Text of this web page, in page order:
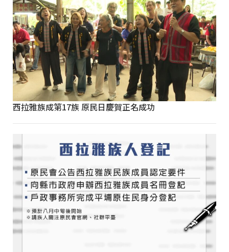
西拉雅族成第17族 原民日慶賀正名成功